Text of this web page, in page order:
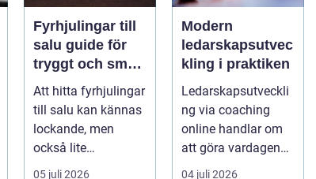
Fyrhjulingar till
salu guide för
tryggt och smart
köp
Att hitta fyrhjulingar
till salu kan kännas
lockande, men
också lite
överväldigande.
05 juli 2026
Modern
ledarskapsutvec
kling i praktiken
Ledarskapsutveckli
ng via coaching
online handlar om
att göra vardagen
som chef både mer
04 juli 2026